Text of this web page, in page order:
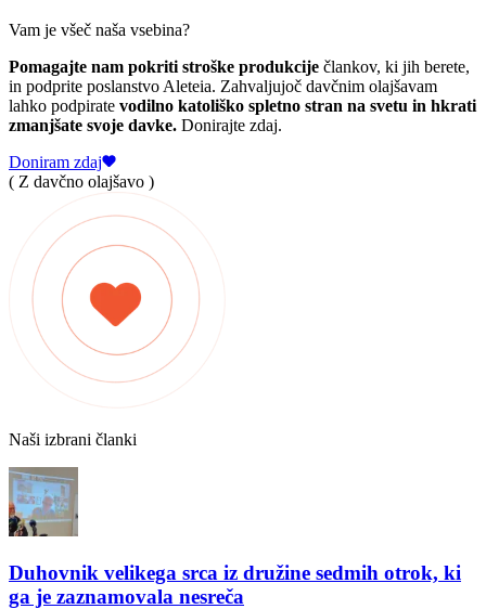
Vam je všeč naša vsebina?
Pomagajte nam pokriti stroške produkcije člankov, ki jih berete,
in podprite poslanstvo Aleteia. Zahvaljujoč davčnim olajšavam
lahko podpirate vodilno katoliško spletno stran na svetu in hkrati
zmanjšate svoje davke. Donirajte zdaj.
Doniram zdaj
( Z davčno olajšavo )
Naši izbrani članki
Duhovnik velikega srca iz družine sedmih otrok, ki
ga je zaznamovala nesreča